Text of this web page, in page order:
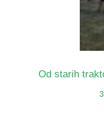
Od starih